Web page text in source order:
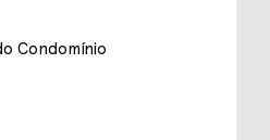
Condomínio